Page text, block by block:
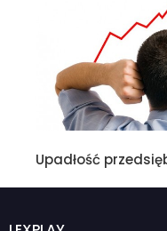
Upadłość